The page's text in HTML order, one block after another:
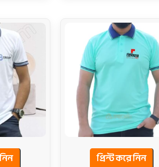
প্রিন্ট করে নিন